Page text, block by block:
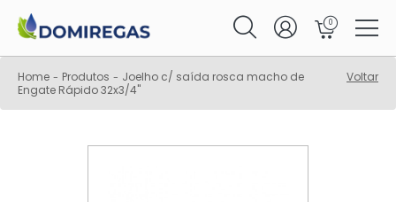
0
Home - Produtos - Joelho c/ saída rosca macho de
Engate Rápido 32x3/4"
Voltar